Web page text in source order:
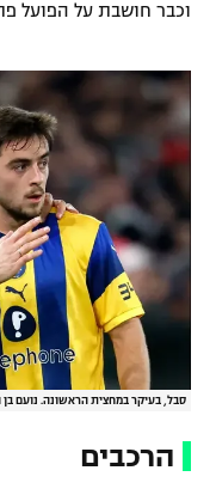
וכבר חושבת על הפועל
סבל, בעיקר במחצית הראשונה. נועם בן
הרכבים